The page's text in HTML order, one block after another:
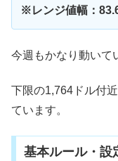
※レンジ値幅：
今週もかなり動いて
下限の1,764ドル付
ています。
基本ルール・設